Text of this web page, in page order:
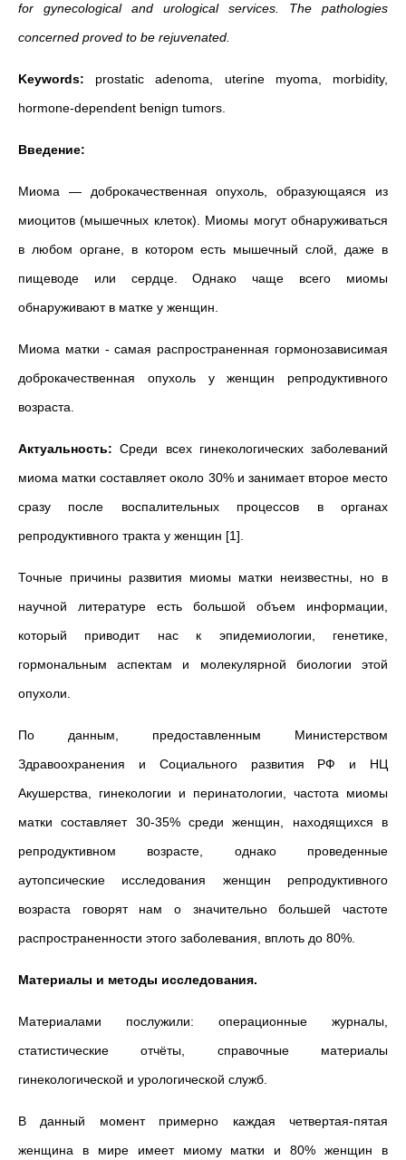
for gynecological and urological services. The pathologies
concerned proved to be rejuvenated.
Keywords: prostatic adenoma, uterine myoma, morbidity,
hormone-dependent benign tumors.
Введение:
Миома — доброкачественная опухоль, образующаяся из
миоцитов (мышечных клеток). Миомы могут обнаруживаться
в любом органе, в котором есть мышечный слой, даже в
пищеводе или сердце. Однако чаще всего миомы
обнаруживают в матке у женщин.
Миома матки - самая распространенная гормонозависимая
доброкачественная опухоль у женщин репродуктивного
возраста.
Актуальность: Среди всех гинекологических заболеваний
миома матки составляет около 30% и занимает второе место
сразу после воспалительных процессов в органах
репродуктивного тракта у женщин [1].
Точные причины развития миомы матки неизвестны, но в
научной литературе есть большой объем информации,
который приводит нас к эпидемиологии, генетике,
гормональным аспектам и молекулярной биологии этой
опухоли.
По данным, предоставленным Министерством
Здравоохранения и Социального развития РФ и НЦ
Акушерства, гинекологии и перинатологии, частота миомы
матки составляет 30-35% среди женщин, находящихся в
репродуктивном возрасте, однако проведенные
аутопсические исследования женщин репродуктивного
возраста говорят нам о значительно большей частоте
распространенности этого заболевания, вплоть до 80%.
Материалы и методы исследования.
Материалами послужили: операционные журналы,
статистические отчёты, справочные материалы
гинекологической и урологической служб.
В данный момент примерно каждая четвертая-пятая
женщина в мире имеет миому матки и 80% женщин в